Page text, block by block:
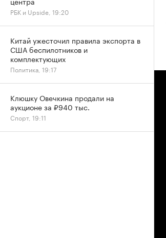
РБК и Upside, 19:20
Китай ужесточил правила экспорта в
США беспилотников и
комплектующих
Политика, 19:17
Клюшку Овечкина продали на
аукционе за ₽940 тыс.
Спорт, 19:11